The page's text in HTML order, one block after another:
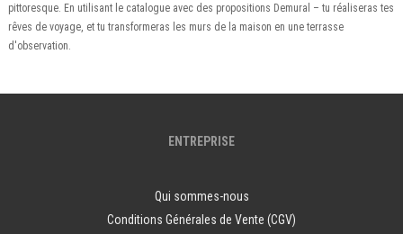
pittoresque. En utilisant le catalogue avec des propositions Demural – tu réaliseras tes
rêves de voyage, et tu transformeras les murs de la maison en une terrasse
d'observation.
ENTREPRISE
Qui sommes-nous
Conditions Générales de Vente (CGV)